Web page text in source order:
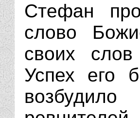
Стефан
слово
своих
Успех его